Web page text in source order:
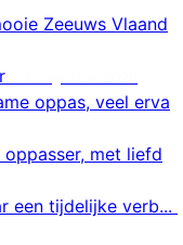
Zeeuws Vlaand
oppas, veel erva
oppasser, met liefd
een tijdelijke verb...